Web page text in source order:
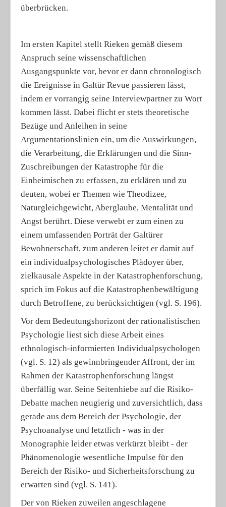
überbrücken.
Im ersten Kapitel stellt Rieken gemäß diesem
Anspruch seine wissenschaftlichen
Ausgangspunkte vor, bevor er dann chronologisch
die Ereignisse in Galtür Revue passieren lässt,
indem er vorrangig seine Interviewpartner zu Wort
kommen lässt. Dabei flicht er stets theoretische
Bezüge und Anleihen in seine
Argumentationslinien ein, um die Auswirkungen,
die Verarbeitung, die Erklärungen und die Sinn-
Zuschreibungen der Katastrophe für die
Einheimischen zu erfassen, zu erklären und zu
deuten, wobei er Themen wie Theodizee,
Naturgleichgewicht, Aberglaube, Mentalität und
Angst berührt. Diese verwebt er zum einen zu
einem umfassenden Porträt der Galtürer
Bewohnerschaft, zum anderen leitet er damit auf
ein individualpsychologisches Plädoyer über,
zielkausale Aspekte in der Katastrophenforschung,
sprich im Fokus auf die Katastrophenbewältigung
durch Betroffene, zu berücksichtigen (vgl. S. 196).
Vor dem Bedeutungshorizont der rationalistischen
Psychologie liest sich diese Arbeit eines
ethnologisch-informierten Individualpsychologen
(vgl. S. 12) als gewinnbringender Affront, der im
Rahmen der Katastrophenforschung längst
überfällig war. Seine Seitenhiebe auf die Risiko-
Debatte machen neugierig und zuversichtlich, dass
gerade aus dem Bereich der Psychologie, der
Psychoanalyse und letztlich - was in der
Monographie leider etwas verkürzt bleibt - der
Phänomenologie wesentliche Impulse für den
Bereich der Risiko- und Sicherheitsforschung zu
erwarten sind (vgl. S. 141).
Der von Rieken zuweilen angeschlagene